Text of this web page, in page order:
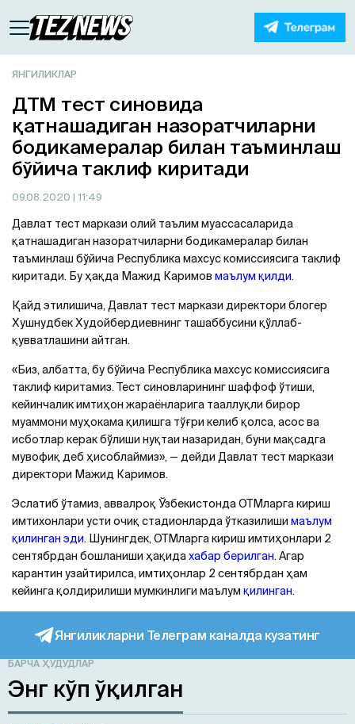
ЯНГИЛИКЛАР
ДТМ тест синовида
қатнашадиган назоратчиларни
бодикамералар билан таъминлаш
бўйича таклиф киритади
09.08.2020 | 11:49
Давлат тест маркази олий таълим муассасаларида
қатнашадиган назоратчиларни бодикамералар билан
таъминлаш бўйича Республика махсус комиссиясига таклиф
киритади. Бу ҳақда Мажид Каримов маълум қилди.
Қайд этилишича, Давлат тест маркази директори блогер
Хушнудбек Худойбердиевнинг ташаббусини қўллаб-
қувватлашини айтган.
«Биз, албатта, бу бўйича Республика махсус комиссиясига
таклиф киритамиз. Тест синовларининг шаффоф ўтиши,
кейинчалик имтиҳон жараёнларига тааллуқли бирор
муаммони муҳокама қилишга тўғри келиб қолса, асос ва
исботлар керак бўлиши нуқтаи назаридан, буни мақсадга
мувофиқ деб ҳисоблаймиз», — дейди Давлат тест маркази
директори Мажид Каримов.
Эслатиб ўтамиз, аввалроқ Ўзбекистонда ОТМларга кириш
имтихонлари усти очиқ стадионларда ўтказилиши маълум
қилинган эди. Шунингдек, ОТМларга кириш имтиҳонлари 2
сентябрдан бошланиши ҳақидахабар берилган. Агар
карантин узайтирилса, имтиҳонлар 2 сентябрдан ҳам
кейинга қолдирилиши мумкинлиги маълум қилинган.
Янгиликларни Телеграм каналда кузатинг
БАРЧА ҲУДУДЛАР
Энг кўп ўқилган